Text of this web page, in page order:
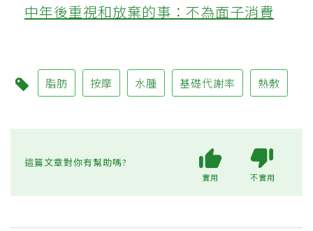
中年後重視和放棄的事：不為面子消費
脂肪 按摩 水腫 基礎代謝率 熱敷
這篇文章對你有幫助嗎?
實用 不實用